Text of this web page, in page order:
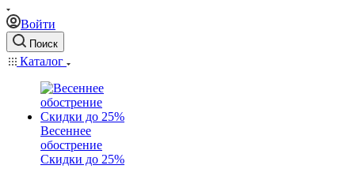
Войти
Поиск
Каталог
Весеннее
обострение
Скидки до 25%